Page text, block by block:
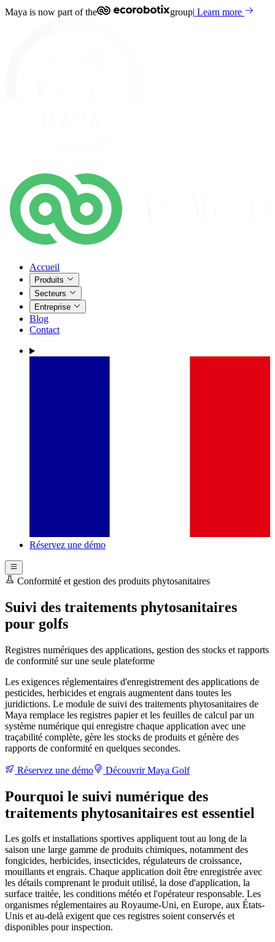
Maya is now part of the group| Learn more
Accueil
Produits
Secteurs
Entreprise
Blog
Contact
Réservez une démo
Conformité et gestion des produits phytosanitaires
Suivi des traitements phytosanitaires
pour golfs
Registres numériques des applications, gestion des stocks et rapports
de conformité sur une seule plateforme
Les exigences réglementaires d'enregistrement des applications de
pesticides, herbicides et engrais augmentent dans toutes les
juridictions. Le module de suivi des traitements phytosanitaires de
Maya remplace les registres papier et les feuilles de calcul par un
système numérique qui enregistre chaque application avec une
traçabilité complète, gère les stocks de produits et génère des
rapports de conformité en quelques secondes.
Réservez une démo Découvrir Maya Golf
Pourquoi le suivi numérique des
traitements phytosanitaires est essentiel
Les golfs et installations sportives appliquent tout au long de la
saison une large gamme de produits chimiques, notamment des
fongicides, herbicides, insecticides, régulateurs de croissance,
mouillants et engrais. Chaque application doit être enregistrée avec
les détails comprenant le produit utilisé, la dose d'application, la
surface traitée, les conditions météo et l'opérateur responsable. Les
organismes réglementaires au Royaume-Uni, en Europe, aux États-
Unis et au-delà exigent que ces registres soient conservés et
disponibles pour inspection.